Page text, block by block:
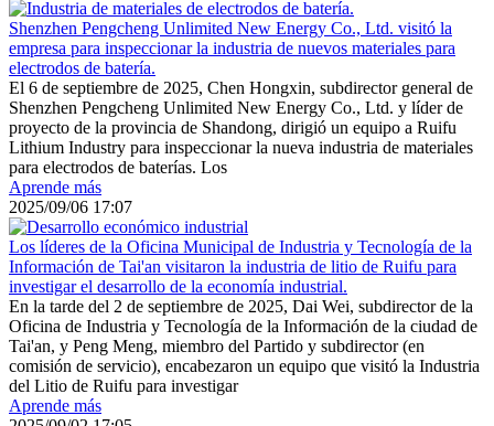
Shenzhen Pengcheng Unlimited New Energy Co., Ltd. visitó la
empresa para inspeccionar la industria de nuevos materiales para
electrodos de batería.
El 6 de septiembre de 2025, Chen Hongxin, subdirector general de
Shenzhen Pengcheng Unlimited New Energy Co., Ltd. y líder de
proyecto de la provincia de Shandong, dirigió un equipo a Ruifu
Lithium Industry para inspeccionar la nueva industria de materiales
para electrodos de baterías. Los
Aprende más
2025/09/06 17:07
Los líderes de la Oficina Municipal de Industria y Tecnología de la
Información de Tai'an visitaron la industria de litio de Ruifu para
investigar el desarrollo de la economía industrial.
En la tarde del 2 de septiembre de 2025, Dai Wei, subdirector de la
Oficina de Industria y Tecnología de la Información de la ciudad de
Tai'an, y Peng Meng, miembro del Partido y subdirector (en
comisión de servicio), encabezaron un equipo que visitó la Industria
del Litio de Ruifu para investigar
Aprende más